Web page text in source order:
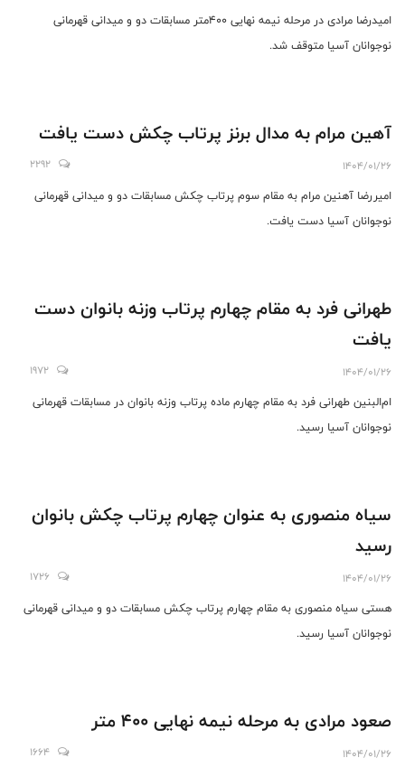
امیدرضا مرادی در مرحله نیمه نهایی 400متر مسابقات دو و میدانی قهرمانی
نوجوانان آسیا متوقف شد.
آهین مرام به مدال برنز پرتاب چکش دست یافت
1404/01/26
2292
امیررضا آهنین مرام به مقام سوم پرتاب چکش مسابقات دو و میدانی قهرمانی
نوجوانان آسیا دست یافت.
طهرانی فرد به مقام چهارم پرتاب وزنه بانوان دست
یافت
1404/01/26
1972
ام‌البنین طهرانی فرد به مقام چهارم ماده پرتاب وزنه بانوان در مسابقات قهرمانی
نوجوانان آسیا رسید.
سیاه منصوری به عنوان چهارم پرتاب چکش بانوان
رسید
1404/01/26
1726
هستی سیاه منصوری به مقام چهارم پرتاب چکش مسابقات دو و میدانی قهرمانی
نوجوانان آسیا رسید.
صعود مرادی به مرحله نیمه نهایی 400 متر
1404/01/26
1664